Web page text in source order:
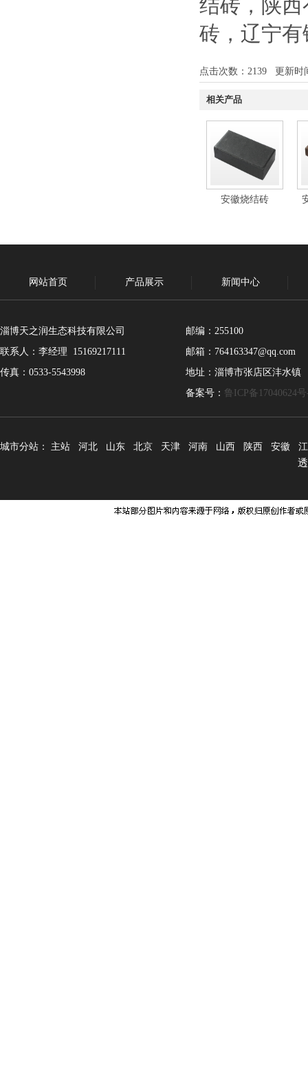
结砖 ， 陕
砖 ， 辽宁有
点击次数： 2139 更新时
相关产品
安徽烧结砖
网站首页 产品展示 新闻中心
淄博天之润生态科技有限公司
联系人：李经理 15169217111
传真：0533-5543998
邮编：255100
邮箱：764163347@qq.com
地址：淄博市张店区沣水镇
备案号： 鲁ICP备17040624
城市分站： 主站 河北 山东 北京 天津 河南 山西 陕西 安徽